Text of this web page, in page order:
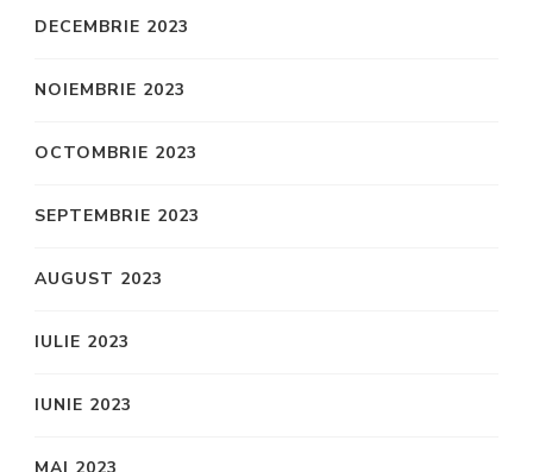
DECEMBRIE 2023
NOIEMBRIE 2023
OCTOMBRIE 2023
SEPTEMBRIE 2023
AUGUST 2023
IULIE 2023
IUNIE 2023